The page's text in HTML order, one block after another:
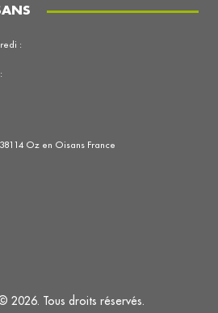
Oz en Oisans France
:
2026. Tous droits réservés.